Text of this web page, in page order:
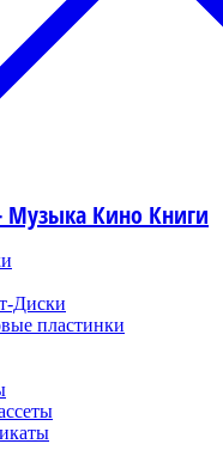
Кино Книги
Диски
пластинки